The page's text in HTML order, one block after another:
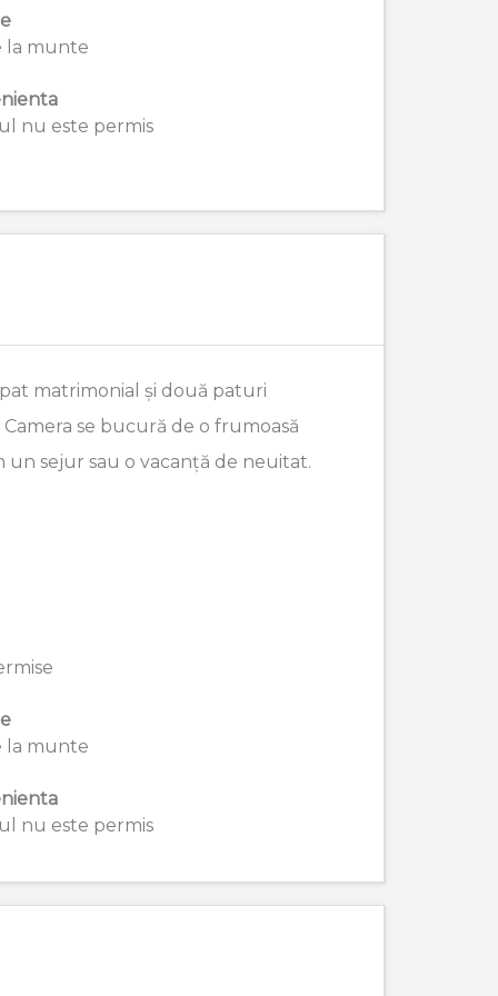
la munte
nu este permis
matrimonial și două paturi
se bucură de o frumoasă
un sejur sau o vacanță de neuitat.
la munte
nu este permis